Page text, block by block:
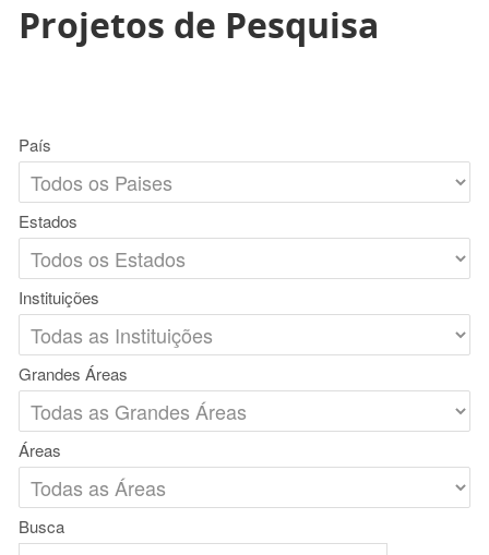
Projetos de Pesquisa
País
Estados
Instituições
Grandes Áreas
Áreas
Busca